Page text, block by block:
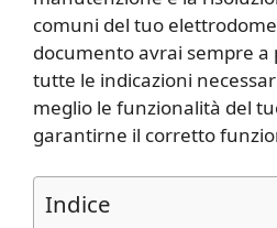
comuni del tuo
documento avrai sempre
tutte le indicazioni
meglio le funzionalità del
garantirne il corretto
Indice